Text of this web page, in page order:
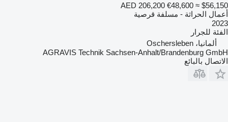
AED 206,200 €48,600 ≈ $56,150
أعمال الحراثة - مسلفة قرصية
2023
الفئة للجرار
ألمانيا، Oschersleben
AGRAVIS Technik Sachsen-Anhalt/Brandenburg GmbH
الاتصال بالبائع